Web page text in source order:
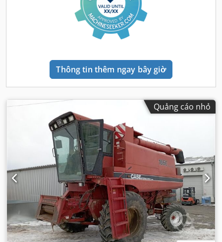
Thông tin thêm ngay bây giờ
Quảng cáo nhỏ